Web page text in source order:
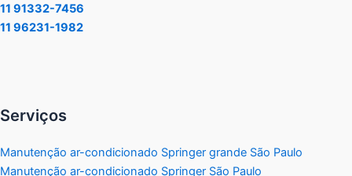
11 91332-7456
11 96231-1982
Serviços
Manutenção ar-condicionado Springer grande São Paulo
Manutenção ar-condicionado Springer São Paulo